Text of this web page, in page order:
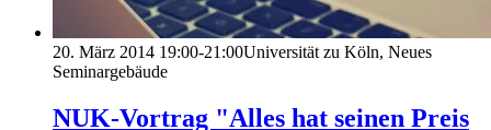
20. März 2014 19:00-21:00Universität zu Köln, Neues
Seminargebäude
NUK-Vortrag "Alles hat seinen Preis